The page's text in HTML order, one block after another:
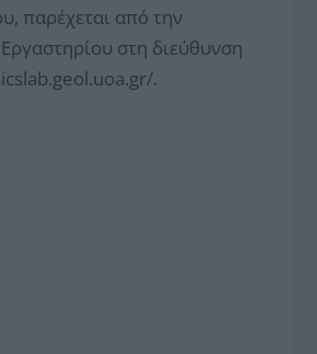
παρέχεται από την
στη διεύθυνση
.